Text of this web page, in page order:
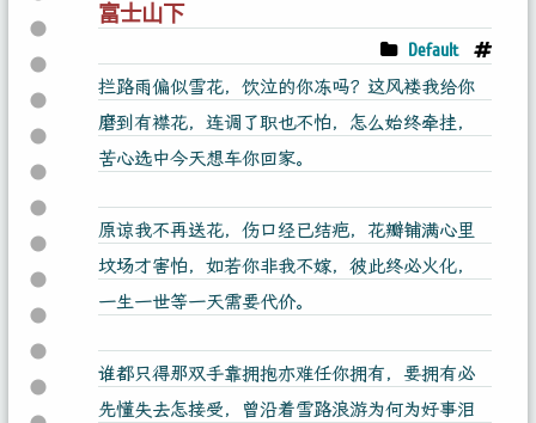
富士山下
Default
拦路雨偏似雪花，饮泣的你冻吗？这风褛我给你
磨到有襟花，连调了职也不怕，怎么始终牵挂，
苦心选中今天想车你回家。
原谅我不再送花，伤口经已结疤，花瓣铺满心里
坟场才害怕，如若你非我不嫁，彼此终必火化，
一生一世等一天需要代价。
谁都只得那双手靠拥抱亦难任你拥有，要拥有必
先懂失去怎接受，曾沿着雪路浪游为何为好事泪